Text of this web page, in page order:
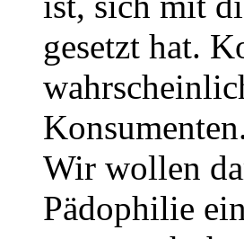
gesetzt hat.
Wir wollen
Pädophilie